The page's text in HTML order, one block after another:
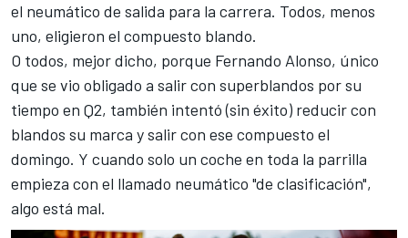
el neumático de salida para la carrera. Todos, menos
uno, eligieron el compuesto blando.
O todos, mejor dicho, porque Fernando Alonso, único
que se vio obligado a salir con superblandos por su
tiempo en Q2, también intentó (sin éxito) reducir con
blandos su marca y salir con ese compuesto el
domingo. Y cuando solo un coche en toda la parrilla
empieza con el llamado neumático "de clasificación",
algo está mal.